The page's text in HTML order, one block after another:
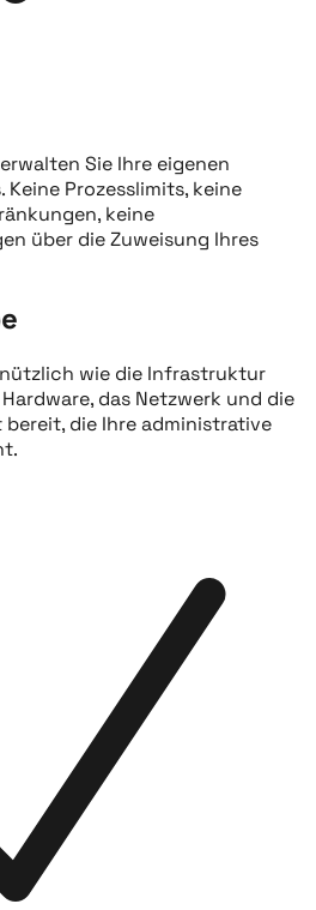
Sie Ihre eigenen
Keine Prozesslimits, keine
keine
über die Zuweisung Ihres
wie die Infrastruktur
das Netzwerk und die
die Ihre administrative